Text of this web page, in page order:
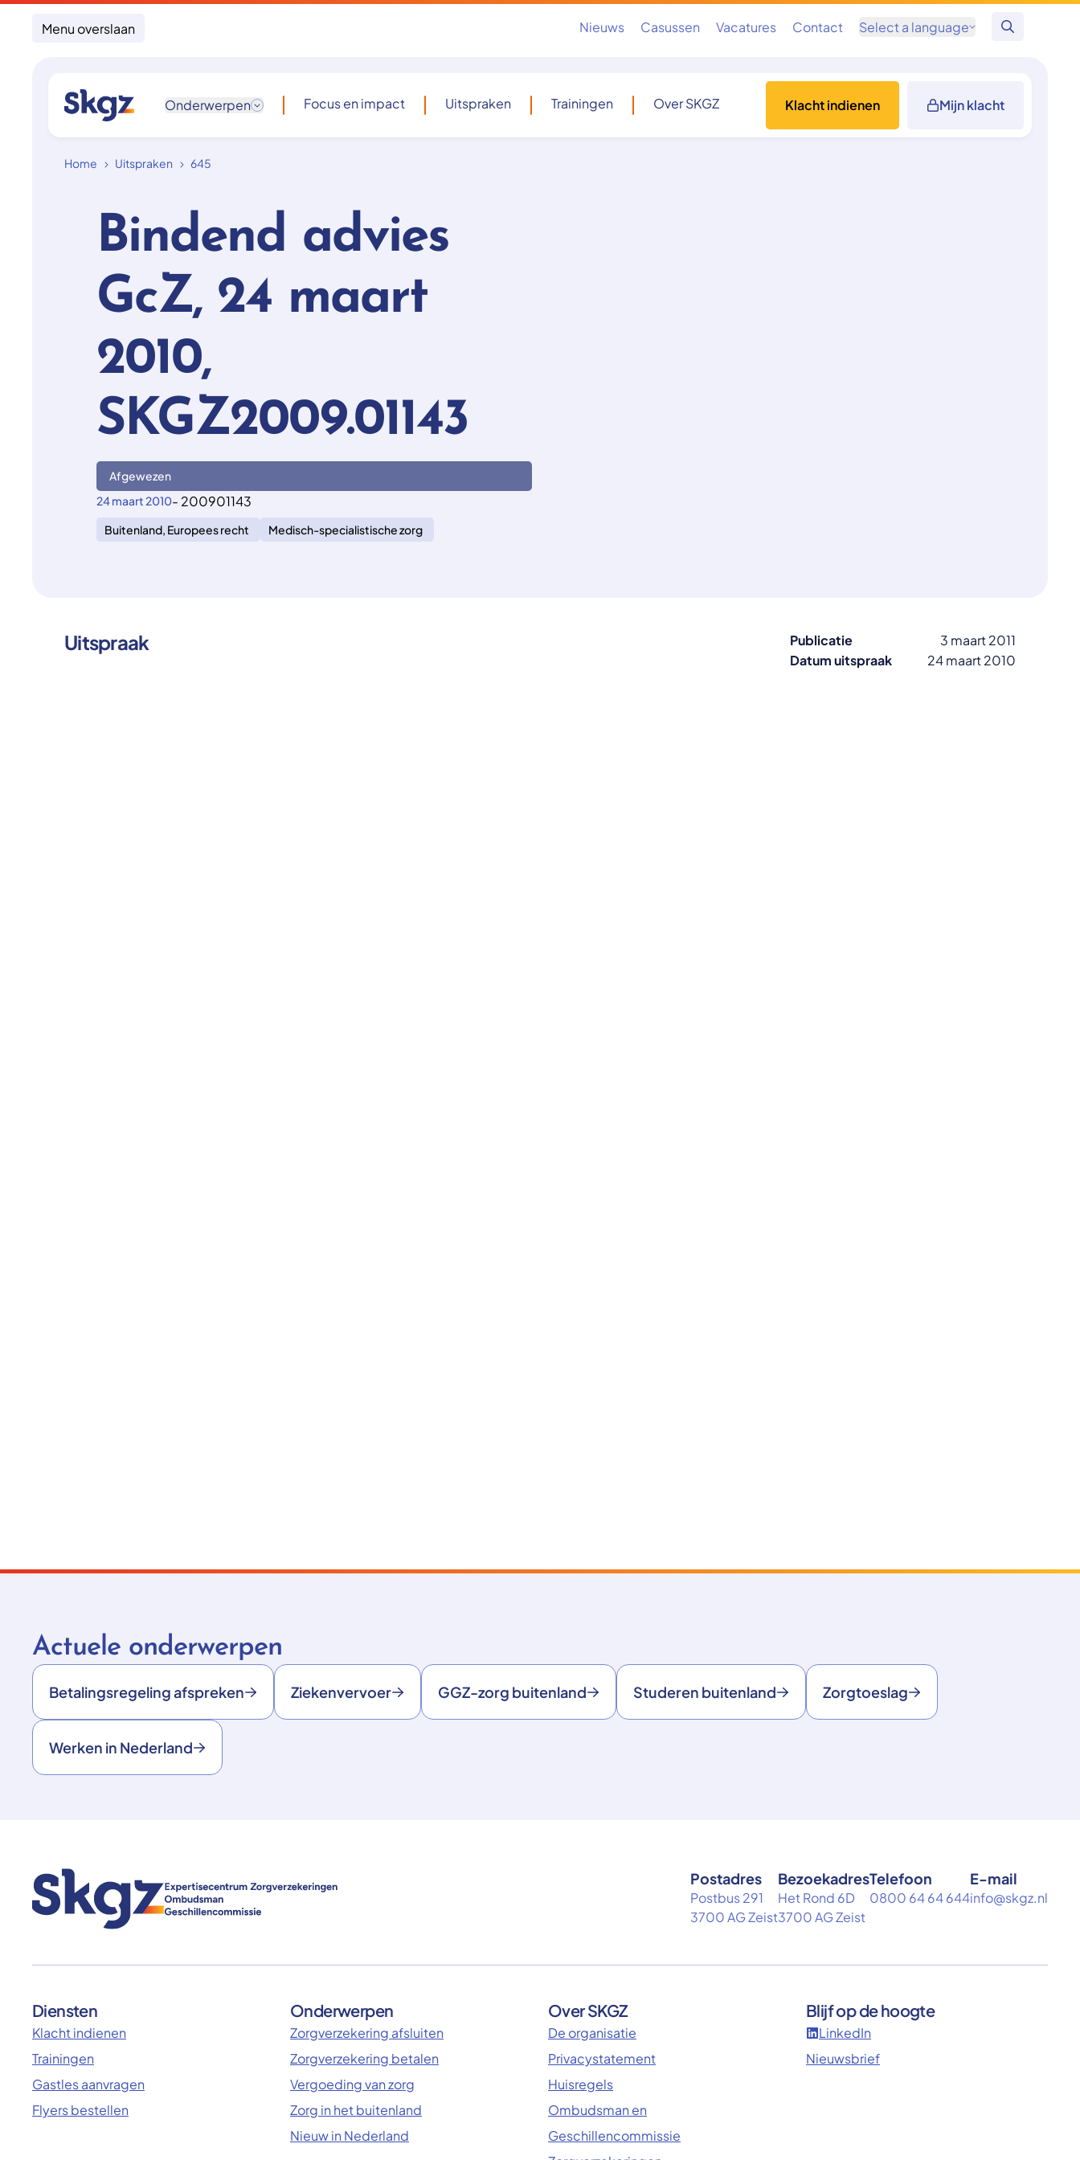
Menu overslaan Nieuws Casussen Vacatures Contact Select a language
Zoeken
Onderwerpen Focus en impact Uitspraken Trainingen Over SKGZ Klacht indienen Mijn klacht
Home Uitspraken 645
Bindend advies
GcZ, 24 maart
2010,
SKGZ2009.01143
Afgewezen
24 maart 2010- 200901143
Buitenland, Europees recht Medisch-specialistische zorg
Uitspraak Publicatie
3 maart 2011
Datum uitspraak
24 maart 2010
Actuele onderwerpen
Betalingsregeling afspreken Ziekenvervoer GGZ-zorg buitenland Studeren buitenland Zorgtoeslag
Werken in Nederland
Postadres
Postbus 291
3700 AG Zeist
Bezoekadres
Het Rond 6D
3700 AG Zeist
Telefoon
0800 64 64 644
E-mail
info@skgz.nl
Diensten
Klacht indienen
Trainingen
Gastles aanvragen
Flyers bestellen
Onderwerpen
Zorgverzekering afsluiten
Zorgverzekering betalen
Vergoeding van zorg
Zorg in het buitenland
Nieuw in Nederland
Over SKGZ
De organisatie
Privacystatement
Huisregels
Ombudsman en
Geschillencommissie
Blijf op de hoogte
LinkedIn
Nieuwsbrief